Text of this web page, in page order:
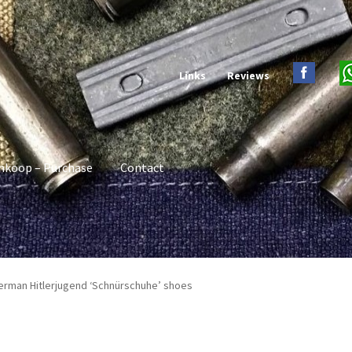
Links Reviews
– Purchase Contact
Hitlerjugend ‘Schnürschuhe’ shoes